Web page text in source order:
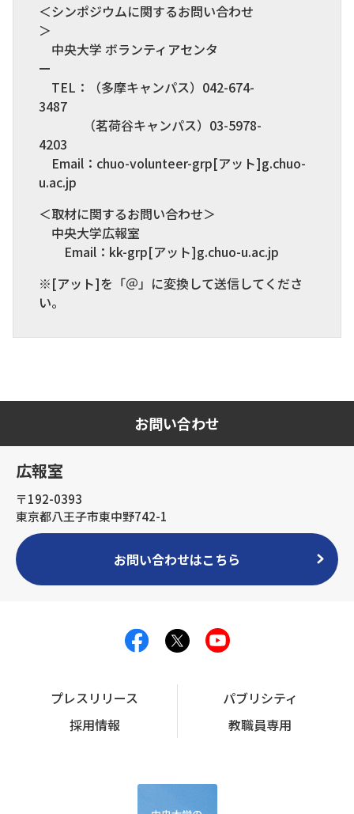
＜シンポジウムに関するお問い合わせ
＞
中央大学 ボランティアセンタ
ー
TEL：（多摩キャンパス）042-674-
3487
（茗荷谷キャンパス）03-5978-
4203
Email：chuo-volunteer-grp[アット]g.chuo-
u.ac.jp
＜取材に関するお問い合わせ＞
中央大学広報室
Email：kk-grp[アット]g.chuo-u.ac.jp
※[アット]を「＠」に変換して送信してくださ
い。
お問い合わせ
広報室
〒192-0393
東京都八王子市東中野742-1
お問い合わせはこちら
プレスリリース
パブリシティ
採用情報
教職員専用